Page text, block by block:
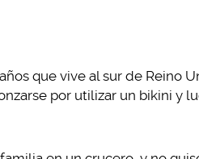
que vive al sur de Reino
por utilizar un bikini y